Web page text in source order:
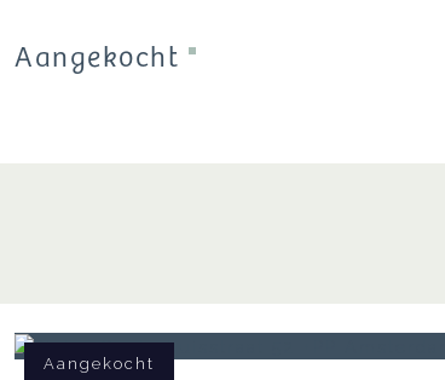
Aangekocht
Aangekocht